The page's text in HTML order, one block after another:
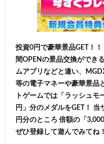
投資0円で豪華景品GET！
間OPENの景品交換ができ
ムアプリなどと違い、
等の電子マネーや豪華景品
トゲームでは「ラッシュモ
円」分のメダルをGET！
円分のところ 倍額の「
ぜひ登録して遊んでみてね！